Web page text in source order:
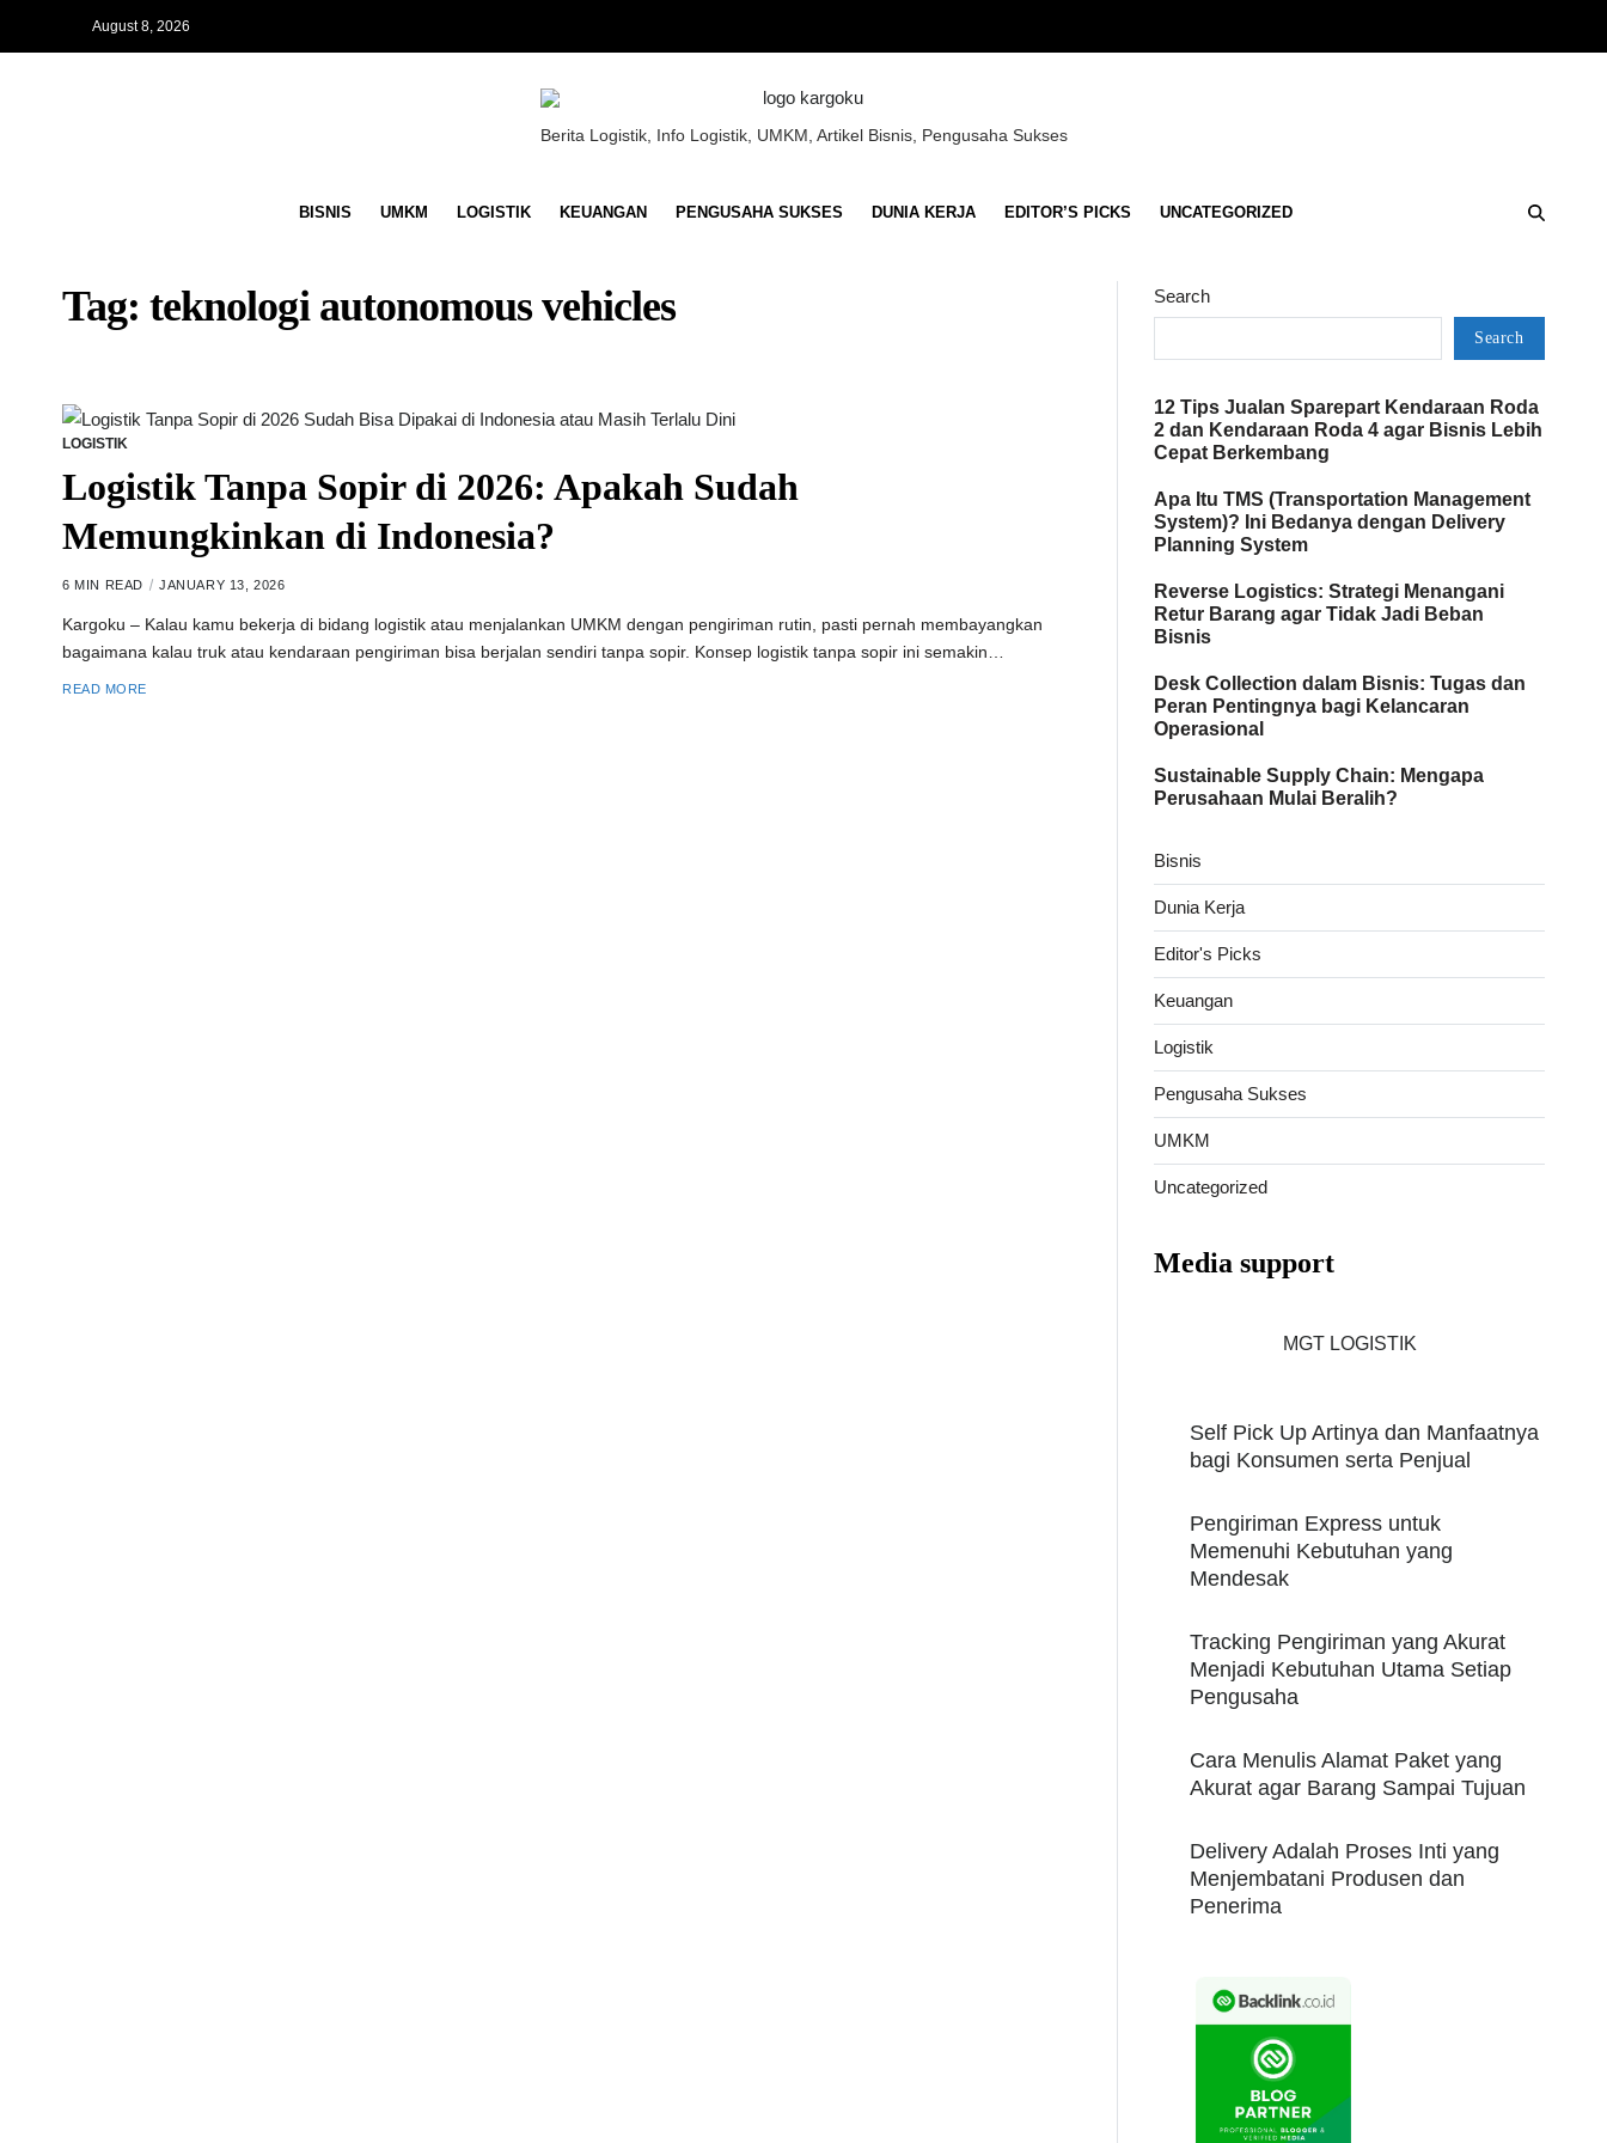
August 8, 2026
Berita Logistik, Info Logistik, UMKM, Artikel Bisnis, Pengusaha Sukses
BISNIS UMKM LOGISTIK KEUANGAN PENGUSAHA SUKSES DUNIA KERJA EDITOR’S PICKS UNCATEGORIZED
Tag:teknologi autonomous vehicles
LOGISTIK
Logistik Tanpa Sopir di 2026: Apakah Sudah
Memungkinkan di Indonesia?
6 MIN READ JANUARY 13, 2026
Kargoku – Kalau kamu bekerja di bidang logistik atau menjalankan UMKM dengan pengiriman rutin, pasti pernah membayangkan
bagaimana kalau truk atau kendaraan pengiriman bisa berjalan sendiri tanpa sopir. Konsep logistik tanpa sopir ini semakin…
READ MORE
Search
Search
12 Tips Jualan Sparepart Kendaraan Roda
2 dan Kendaraan Roda 4 agar Bisnis Lebih
Cepat Berkembang
Apa Itu TMS (Transportation Management
System)? Ini Bedanya dengan Delivery
Planning System
Reverse Logistics: Strategi Menangani
Retur Barang agar Tidak Jadi Beban
Bisnis
Desk Collection dalam Bisnis: Tugas dan
Peran Pentingnya bagi Kelancaran
Operasional
Sustainable Supply Chain: Mengapa
Perusahaan Mulai Beralih?
Bisnis
Dunia Kerja
Editor's Picks
Keuangan
Logistik
Pengusaha Sukses
UMKM
Uncategorized
Media support
MGT LOGISTIK
Self Pick Up Artinya dan Manfaatnya
bagi Konsumen serta Penjual
Pengiriman Express untuk
Memenuhi Kebutuhan yang
Mendesak
Tracking Pengiriman yang Akurat
Menjadi Kebutuhan Utama Setiap
Pengusaha
Cara Menulis Alamat Paket yang
Akurat agar Barang Sampai Tujuan
Delivery Adalah Proses Inti yang
Menjembatani Produsen dan
Penerima